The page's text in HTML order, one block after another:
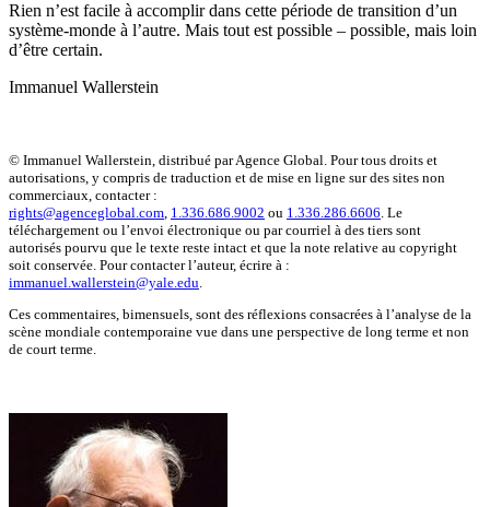
Rien n’est facile à accomplir dans cette période de transition d’un
système-monde à l’autre. Mais tout est possible – possible, mais loin
d’être certain.
Immanuel Wallerstein
© Immanuel Wallerstein, distribué par Agence Global. Pour tous droits et
autorisations, y compris de traduction et de mise en ligne sur des sites non
commerciaux, contacter :
rights@agenceglobal.com, 1.336.686.9002 ou 1.336.286.6606. Le
téléchargement ou l’envoi électronique ou par courriel à des tiers sont
autorisés pourvu que le texte reste intact et que la note relative au copyright
soit conservée. Pour contacter l’auteur, écrire à :
immanuel.wallerstein@yale.edu.
Ces commentaires, bimensuels, sont des réflexions consacrées à l’analyse de la
scène mondiale contemporaine vue dans une perspective de long terme et non
de court terme.